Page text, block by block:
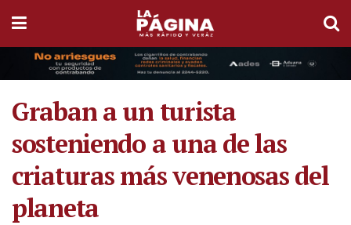
Graban a un turista
sosteniendo a una de las
criaturas más venenosas del
planeta